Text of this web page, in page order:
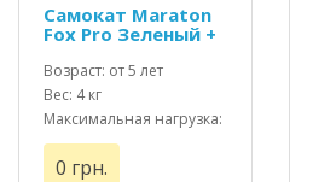
Самокат Maraton
Fox Pro Зеленый +
Возраст: от 5 лет
Вес: 4 кг
Максимальная нагрузка:
до 100 кг
0 грн.